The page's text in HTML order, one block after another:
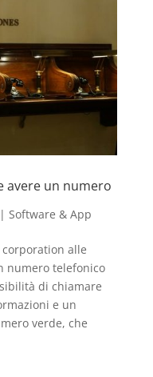
avere un numero
Software & App
alle
numero telefonico
di chiamare
e un
verde, che